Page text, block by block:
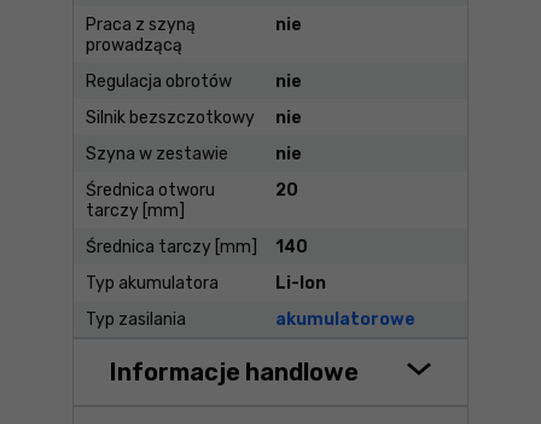
Praca z szyną
prowadzącą
nie
Regulacja obrotów
nie
Silnik bezszczotkowy
nie
Szyna w zestawie
nie
Średnica otworu
tarczy [mm]
20
Średnica tarczy [mm]
140
Typ akumulatora
Li-Ion
Typ zasilania
akumulatorowe
Informacje handlowe